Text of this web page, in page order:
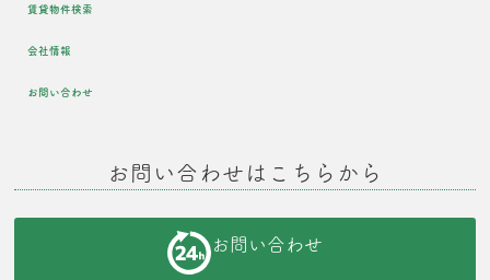
賃貸物件検索
会社情報
お問い合わせ
お問い合わせはこちらから
お問い合わせ